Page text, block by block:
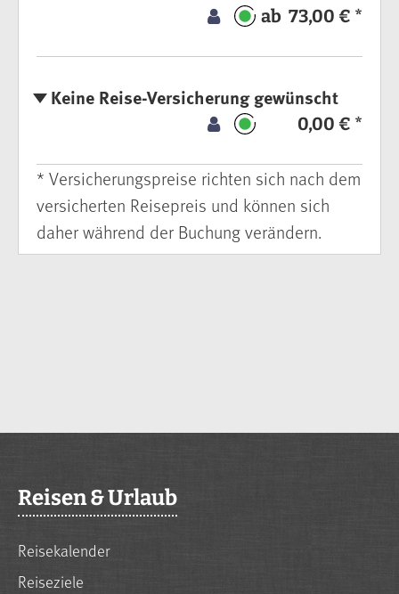
ab 73,00 € *
Keine Reise-Versicherung gewünscht
0,00 € *
* Versicherungspreise richten sich nach dem
versicherten Reisepreis und können sich
daher während der Buchung verändern.
Reisen & Urlaub
Reisekalender
Reiseziele